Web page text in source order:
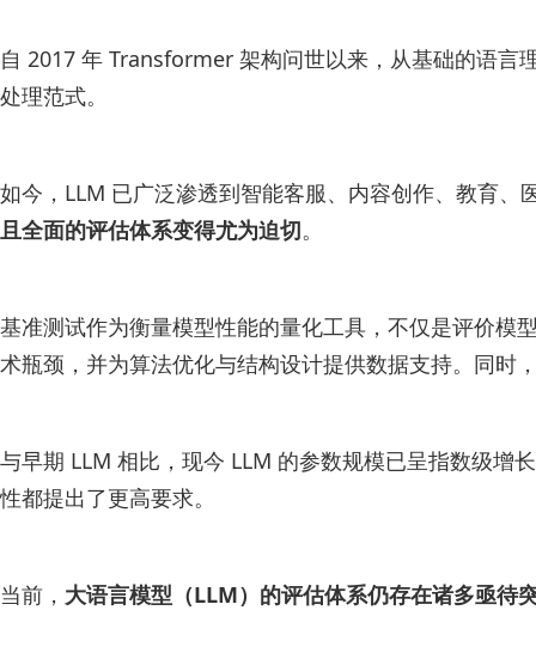
自 2017 年 Transformer 架构问世以来，从基础的语言
处理范式。
如今，LLM 已广泛渗透到智能客服、内容创作、教育
且全面的评估体系变得尤为迫切。
基准测试作为衡量模型性能的量化工具，不仅是评价模
术瓶颈，并为算法优化与结构设计提供数据支持。同时
与早期 LLM 相比，现今 LLM 的参数规模已呈指数级增
性都提出了更高要求。
当前， 大语言模型（LLM）的评估体系仍存在诸多亟待